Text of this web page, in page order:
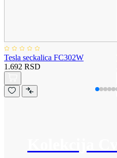
Tesla seckalica FC302W
1.692 RSD